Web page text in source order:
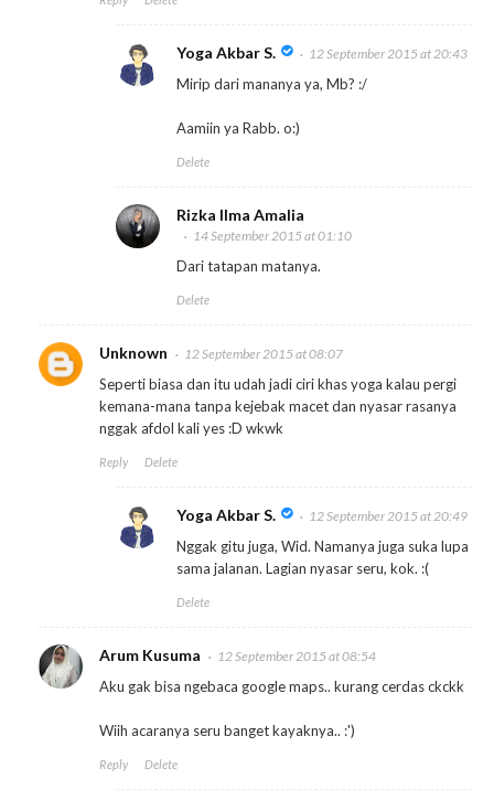
Yoga Akbar S. 12 September 2015 at 20:43
Mirip dari mananya ya, Mb? :/
Aamiin ya Rabb. o:)
Delete
Rizka Ilma Amalia
14 September 2015 at 01:10
Dari tatapan matanya.
Delete
Unknown 12 September 2015 at 08:07
Seperti biasa dan itu udah jadi ciri khas yoga kalau pergi
kemana-mana tanpa kejebak macet dan nyasar rasanya
nggak afdol kali yes :D wkwk
Reply Delete
Yoga Akbar S. 12 September 2015 at 20:49
Nggak gitu juga, Wid. Namanya juga suka lupa
sama jalanan. Lagian nyasar seru, kok. :(
Delete
Arum Kusuma 12 September 2015 at 08:54
Aku gak bisa ngebaca google maps.. kurang cerdas ckckk
Wiih acaranya seru banget kayaknya.. :')
Reply Delete